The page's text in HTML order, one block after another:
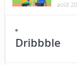
août
Dribbble